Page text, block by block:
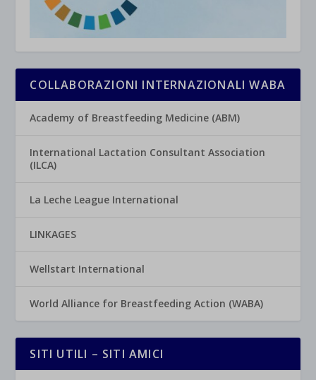
COLLABORAZIONI INTERNAZIONALI WABA
Academy of Breastfeeding Medicine (ABM)
International Lactation Consultant Association
(ILCA)
La Leche League International
LINKAGES
Wellstart International
World Alliance for Breastfeeding Action (WABA)
SITI UTILI – SITI AMICI